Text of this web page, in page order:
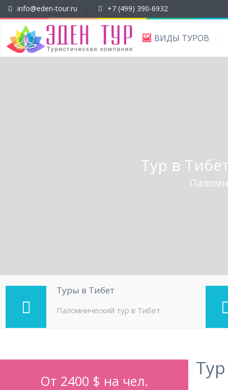
info@eden-tour.ru +7 (499) 390-6932
ВИДЫ ТУРОВ
Тур в
Туры в Тибет
Паломнический тур в Тибет
От 2400 $ на чел.